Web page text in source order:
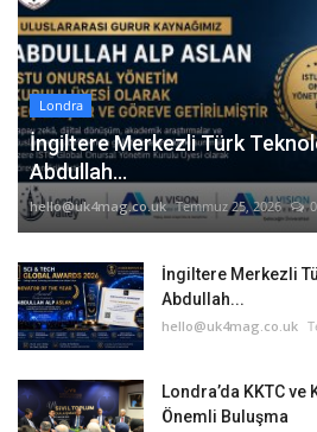
Londra
İngiltere Merkezli Türk
Abdullah...
hello@uk4mag.co.uk Temmuz 25, 2026 0
İngiltere Merkezli
Abdullah...
hello@uk4mag.co.uk
Londra’da KKTC ve
Önemli Buluşma